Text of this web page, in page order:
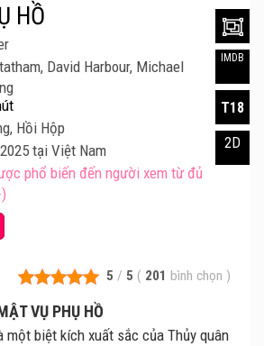
5 / 5 ( 201 bình chọn )
VỤ PHỤ HỒ
một biệt kích xuất sắc của Thủy quân
HỒ
David Harbour, Michael
Hồi Hộp
tại Việt Nam
phổ biến đến người xem từ đủ
IMDB
T18
2D